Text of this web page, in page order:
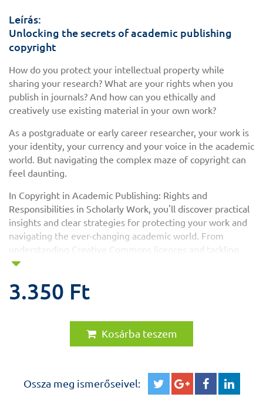
Leírás:
Unlocking the secrets of academic publishing
copyright
How do you protect your intellectual property while
sharing your research? What are your rights when you
publish in journals? And how can you ethically and
creatively use existing material in your own work?
As a postgraduate or early career researcher, your work is
your identity, your currency and your voice in the academic
world. But navigating the complex maze of copyright can
feel daunting.
In Copyright in Academic Publishing: Rights and
Responsibilities in Scholarly Work, you'll discover practical
insights and clear strategies for protecting your work and
navigating the ever-changing academic world. From
understanding Creative Commons licences and tackling
plagiarism to demystifying copyright transfer agreements
essential guide to mastering the legal and ethical
book reminds us that academic life doesn't have to be
or aiming to build a lasting academic legacy, this book will
equip you with the tools to protect your ideas and thrive
3.350 Ft
Kosárba teszem
Ossza meg ismerőseivel: